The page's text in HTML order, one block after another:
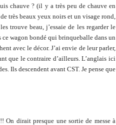
chauve ? (il y a très peu de chauve en
très beaux yeux noirs et un visage rond,
trouve beau, j’essaie de les regarder le
ce wagon bondé qui brinqueballe dans un
avec le décor. J’ai envie de leur parler,
que le contraire d’ailleurs. L’anglais ici
Ils descendent avant CST. Je pense que
dirait presque une sortie de messe à